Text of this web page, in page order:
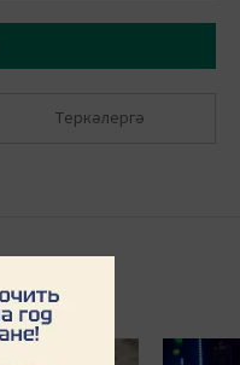
Теркәлергә